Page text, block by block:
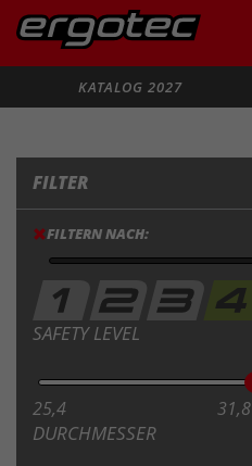
KATALOG 2027
FILTER
FILTERN NACH:
SAFETY LEVEL
25,4 31,8
DURCHMESSER